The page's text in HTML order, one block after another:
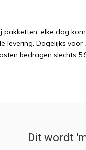
pakketten, elke dag
levering. Dagelijks
bedragen slechts
Dit wordt